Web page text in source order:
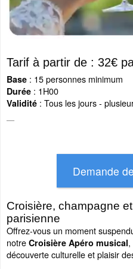
Tarif à partir de : 32€
Base : 15 personnes minimum
Durée : 1H00
Validité : Tous les jours -
Croisière, champagne
parisienne
Offrez-vous un moment
notre Croisière Apéro musical
découverte culturelle et plaisir